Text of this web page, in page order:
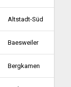
Altstadt-Süd
Baesweiler
Bergkamen